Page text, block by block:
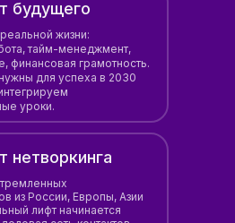
нетворкинга
из России, Европы, Азии
лифт начинается
будущего
жизни:
тайм-менеджмент,
финансовая грамотность.
для успеха в 2030
уроки.